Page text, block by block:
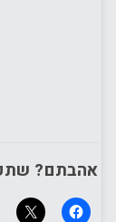
אהבתם?